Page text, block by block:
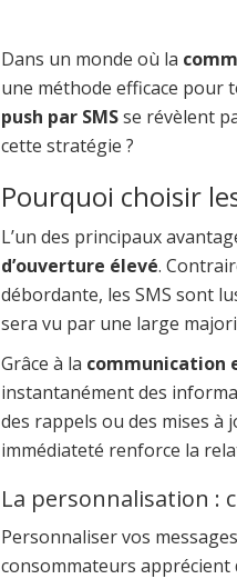
Dans un monde où la
une méthode efficace pour
push par SMSse révèlent
cette stratégie ?
Pourquoi choisir
L’un des principaux
d’ouverture élevé.
débordante, les SMS sont
sera vu par une large
Grâce à la communication
instantanément des
des rappels ou des mises à
immédiateté renforce la
La personnalisation :
Personnaliser vos
consommateurs apprécient